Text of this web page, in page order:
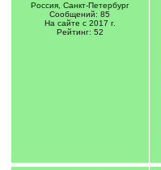
Россия, Санкт-Петербург
Сообщений: 85
На сайте с 2017 г.
Рейтинг: 52